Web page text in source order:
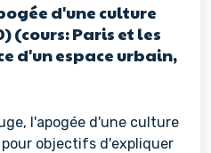
d'une culture
(cours: Paris et les
d'un espace urbain,
l'apogée d'une culture
pour objectifs d'expliquer